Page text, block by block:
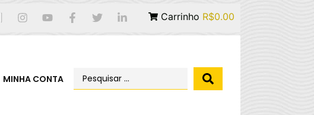
Carrinho R$0.00
MINHA CONTA